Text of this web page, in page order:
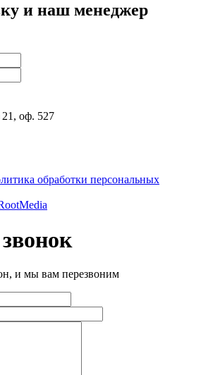
и наш менеджер
оф. 527
обработки персональных
и мы вам перезвоним